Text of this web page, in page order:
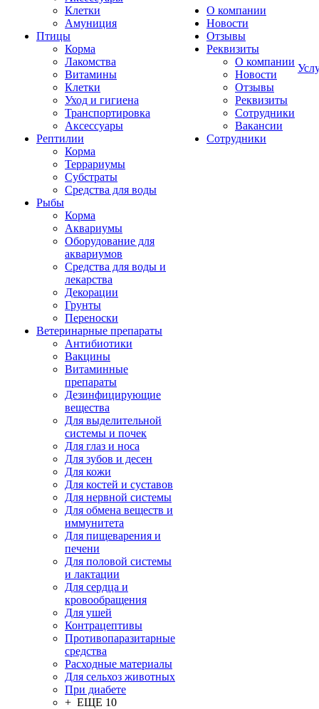
Клетки
Амуниция
Птицы
Корма
Лакомства
Витамины
Клетки
Уход и гигиена
Транспортировка
Аксессуары
Рептилии
Корма
Террариумы
Субстраты
Средства для воды
Рыбы
Корма
Аквариумы
Оборудование для
аквариумов
Средства для воды и
лекарства
Декорации
Грунты
Переноски
Ветеринарные препараты
Антибиотики
Вакцины
Витаминные
препараты
Дезинфицирующие
вещества
Для выделительной
системы и почек
Для глаз и носа
Для зубов и десен
Для кожи
Для костей и суставов
Для нервной системы
Для обмена веществ и
иммунитета
Для пищеварения и
печени
Для половой системы
и лактации
Для сердца и
кровообращения
Для ушей
Контрацептивы
Противопаразитарные
средства
Расходные материалы
Для сельхоз животных
При диабете
+ ЕЩЕ 10
О компании
Новости
Отзывы
Реквизиты
О компании
Новости
Отзывы
Реквизиты
Сотрудники
Вакансии
Сотрудники